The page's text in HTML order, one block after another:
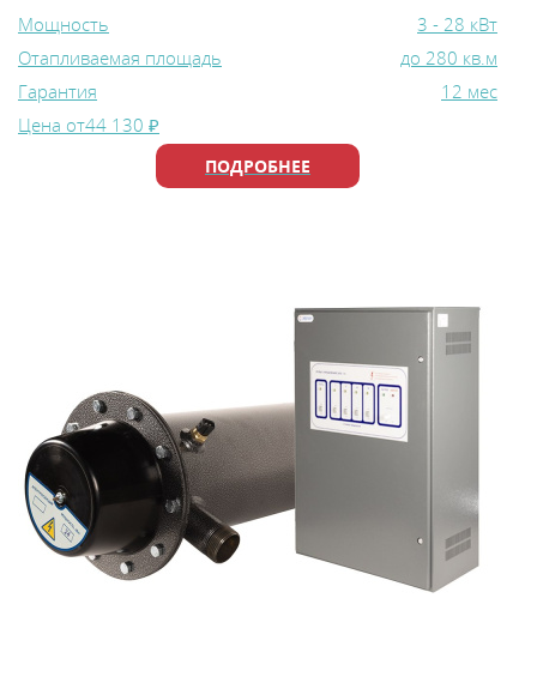
Мощность
3 - 28 кВт
Отапливаемая площадь
до 280 кв.м
Гарантия
12 мес
Цена от44 130 ₽
ПОДРОБНЕЕ